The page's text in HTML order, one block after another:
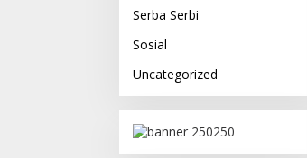
Serba Serbi
Sosial
Uncategorized